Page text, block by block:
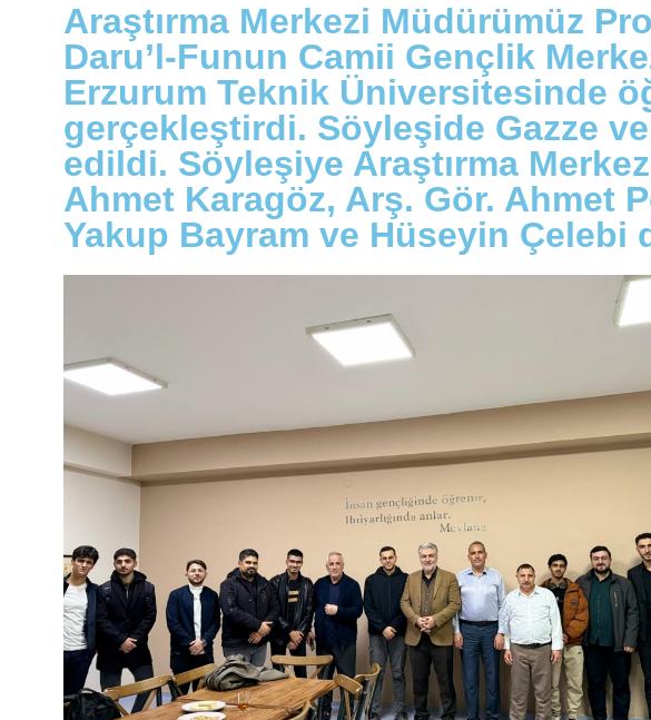
Araştırma Merkezi Müdürümüz
Daru’l-Funun Camii Gençlik
Erzurum Teknik Üniversitesinde
gerçekleştirdi. Söyleşide Gazze
edildi. Söyleşiye Araştırma
Ahmet Karagöz, Arş. Gör. Ahmet
Yakup Bayram ve Hüseyin Çelebi